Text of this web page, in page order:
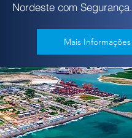
Nordeste com Segurança.
Mais Informações